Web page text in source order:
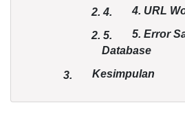
2.4. 4. URL
2. 5.
5. Error
Database
3. Kesimpulan